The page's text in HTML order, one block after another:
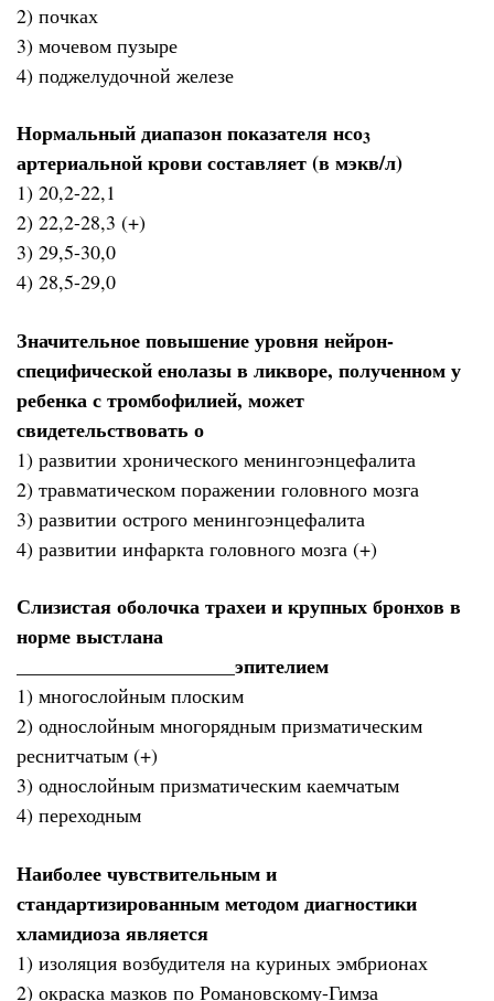
2) почках
3) мочевом пузыре
4) поджелудочной железе
Нормальный диапазон показателя нсо3
артериальной крови составляет (в мэкв/л)
1) 20,2-22,1
2) 22,2-28,3 (+)
3) 29,5-30,0
4) 28,5-29,0
Значительное повышение уровня нейрон-
специфической енолазы в ликворе, полученном у
ребенка с тромбофилией, может
свидетельствовать о
1) развитии хронического менингоэнцефалита
2) травматическом поражении головного мозга
3) развитии острого менингоэнцефалита
4) развитии инфаркта головного мозга (+)
Слизистая оболочка трахеи и крупных бронхов в
норме выстлана
______________________эпителием
1) многослойным плоским
2) однослойным многорядным призматическим
реснитчатым (+)
3) однослойным призматическим каемчатым
4) переходным
Наиболее чувствительным и
стандартизированным методом диагностики
хламидиоза является
1) изоляция возбудителя на куриных эмбрионах
2) окраска мазков по Романовскому-Гимза